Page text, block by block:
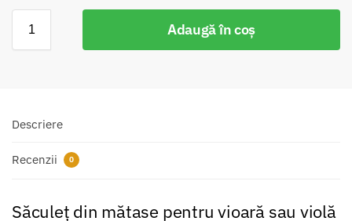
Adaugă în coș
Descriere
Recenzii 0
Săculeț din mătase pentru vioară sau violă